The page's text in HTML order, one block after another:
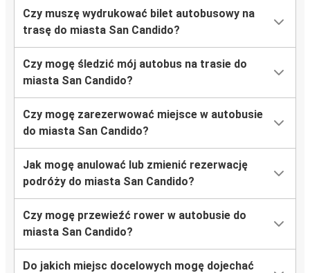
Czy muszę wydrukować bilet autobusowy na
trasę do miasta San Candido?
Czy mogę śledzić mój autobus na trasie do
miasta San Candido?
Czy mogę zarezerwować miejsce w autobusie
do miasta San Candido?
Jak mogę anulować lub zmienić rezerwację
podróży do miasta San Candido?
Czy mogę przewieźć rower w autobusie do
miasta San Candido?
Do jakich miejsc docelowych mogę dojechać